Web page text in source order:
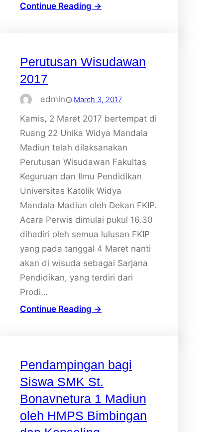
Continue Reading →
Perutusan Wisudawan
2017
admin March 3, 2017
Kamis, 2 Maret 2017 bertempat di
Ruang 22 Unika Widya Mandala
Madiun telah dilaksanakan
Perutusan Wisudawan Fakultas
Keguruan dan Ilmu Pendidikan
Universitas Katolik Widya
Mandala Madiun oleh Dekan FKIP.
Acara Perwis dimulai pukul 16.30
dihadiri oleh semua lulusan FKIP
yang pada tanggal 4 Maret nanti
akan di wisuda sebagai Sarjana
Pendidikan, yang terdiri dari
Prodi…
Continue Reading →
Pendampingan bagi
Siswa SMK St.
Bonavnetura 1 Madiun
oleh HMPS Bimbingan